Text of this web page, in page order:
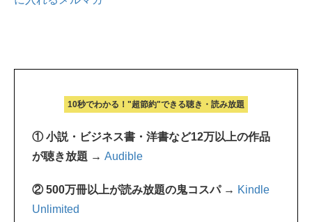
10秒でわかる！"超節約"できる聴き・読み放題
① 小説・ビジネス書・洋書など12万以上の作品
が聴き放題 → Audible
② 500万冊以上が読み放題の鬼コスパ → Kindle
Unlimited